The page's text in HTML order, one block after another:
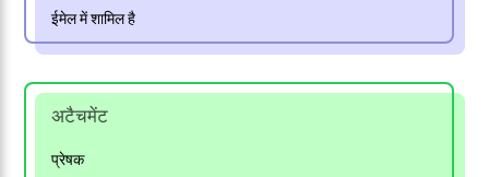
ईमेल में शामिल है
अटैचमेंट
प्रेषक